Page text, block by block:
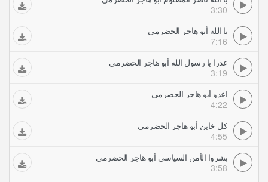
3:30
يا الله أبو هاجر الحضرمي
7:16
عذرا يا رسول الله أبو هاجر الحضرمي
3:19
اعدو أبو هاجر الحضرمي
4:22
كل خاين أبو هاجر الحضرمي
4:55
بشروا الأمن السياسي أبو هاجر الحضرمي
3:58